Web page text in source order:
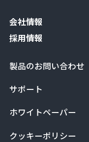
会社情報
採用情報
製品のお問い合わせ
サポート
ホワイトペーパー
クッキーポリシー